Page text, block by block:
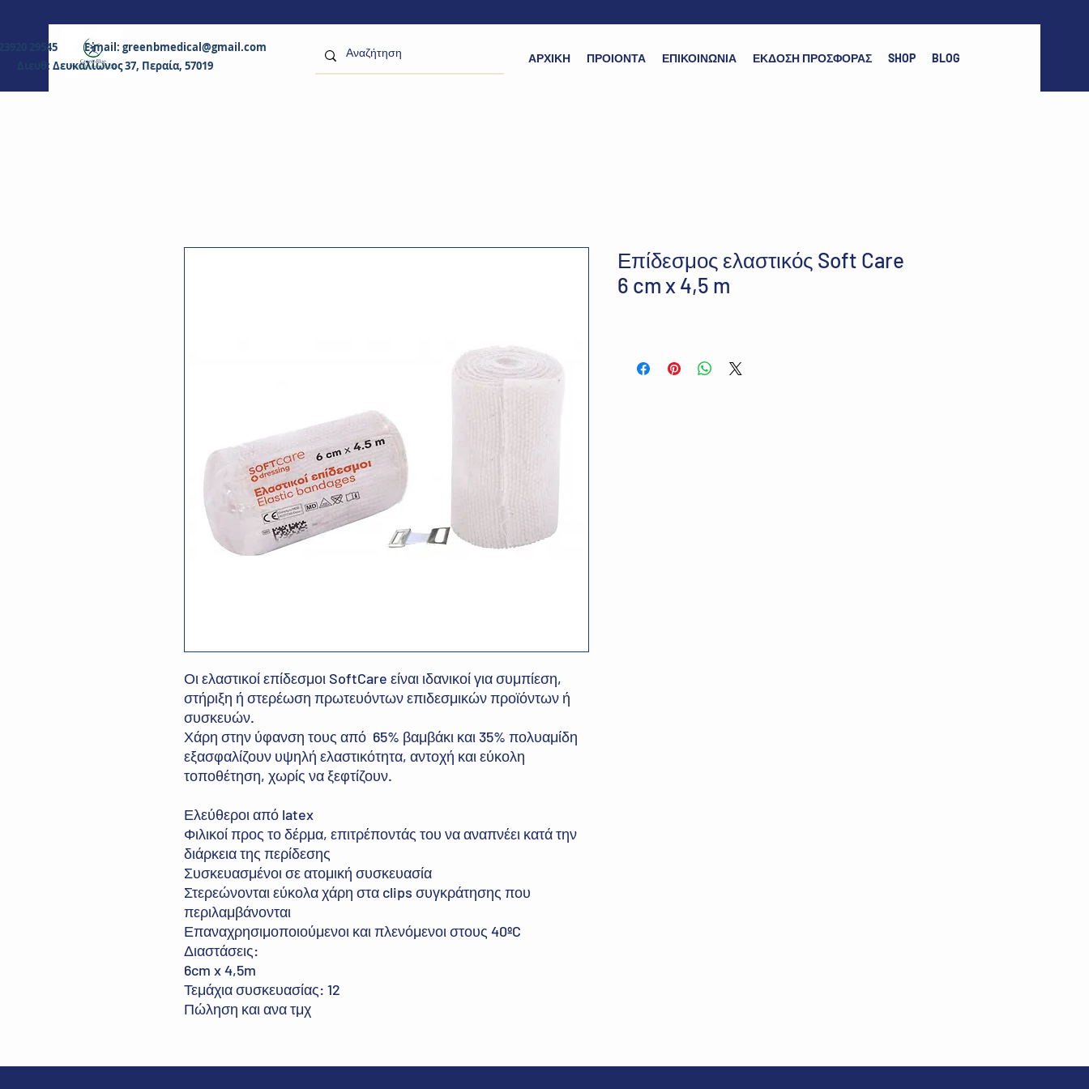
23920 29545 E-mail: greenbmedical@gmail.com
Διευθ: Δευκαλίωνος 37, Περαία, 57019
ΑΡΧΙΚΗ ΠΡΟΙΟΝΤΑ ΕΠΙΚΟΙΝΩΝΙΑ ΕΚΔΟΣΗ ΠΡΟΣΦΟΡΑΣ SHOP BLOG
Οι ελαστικοί επίδεσμοι SoftCare είναι ιδανικοί για συμπίεση,
στήριξη ή στερέωση πρωτευόντων επιδεσμικών προϊόντων ή
συσκευών.
Χάρη στην ύφανση τους από 65% βαμβάκι και 35% πολυαμίδη
εξασφαλίζουν υψηλή ελαστικότητα, αντοχή και εύκολη
τοποθέτηση, χωρίς να ξεφτίζουν.
Ελεύθεροι από latex
Φιλικοί προς το δέρμα, επιτρέποντάς του να αναπνέει κατά την
διάρκεια της περίδεσης
Συσκευασμένοι σε ατομική συσκευασία
Στερεώνονται εύκολα χάρη στα clips συγκράτησης που
περιλαμβάνονται
Επαναχρησιμοποιούμενοι και πλενόμενοι στους 40ºC
Διαστάσεις:
6cm x 4,5m
Τεμάχια συσκευασίας: 12
Πώληση και ανα τμχ
Επίδεσμος ελαστικός Soft Care
6 cm x 4,5 m